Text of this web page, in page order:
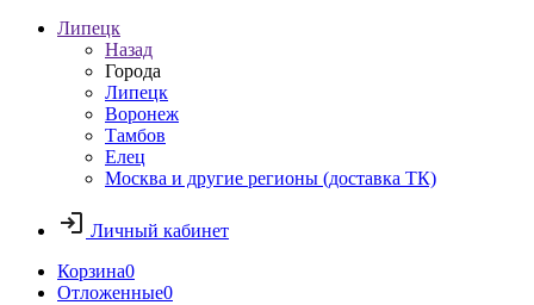
Липецк
Назад
Города
Липецк
Воронеж
Тамбов
Елец
Москва и другие регионы (доставка ТК)
Личный кабинет
Корзина0
Отложенные0